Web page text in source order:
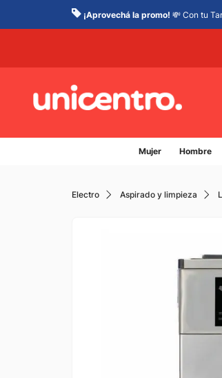
¡Aprovechá la promo! 💸 Con tu
Mujer Hombre
Electro Aspirado y limpieza